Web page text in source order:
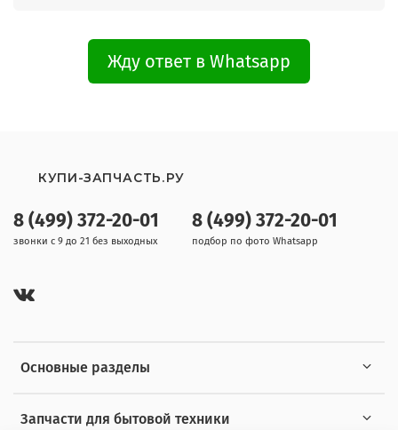
Жду ответ в Whatsapp
Основные разделы
Запчасти для бытовой техники
8 (499) 372-20-01
звонки с 9 до 21 без выходных
8 (499) 372-20-01
подбор по фото Whatsapp
КУПИ-ЗАПЧАСТЬ.РУ